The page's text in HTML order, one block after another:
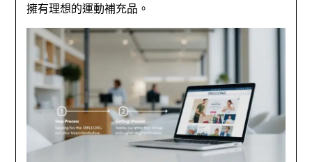
擁有理想的運動補充品。